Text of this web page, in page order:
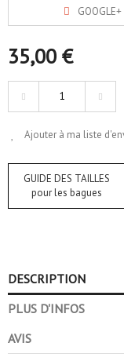
GOOGLE+
35,00 €
Ajouter à ma liste
GUIDE DES TAILLES
pour les bagues
DESCRIPTION
PLUS D'INFOS
AVIS